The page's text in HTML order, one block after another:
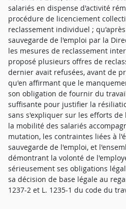
salariés en dispense d'activité
procédure de licenciement
reclassement individuel ;
sauvegarde de l'emploi par la
les mesures de reclassement
proposé plusieurs offres de
dernier avait refusées, avant de
qu'en affirmant que le
son obligation de fournir du
suffisante pour justifier la
sans s'expliquer sur les efforts
la mobilité des salariés
mutation, les contraintes liées à
sauvegarde de l'emploi, et
démontrant la volonté de
sérieusement ses obligations
sa décision de base légale au
1237-2 et L. 1235-1 du code du